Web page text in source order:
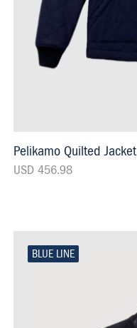
Pelikamo Quilted Jacket
USD 456.98
BLUE LINE